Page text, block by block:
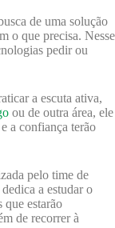
de uma solução
o que precisa. Nesse
pedir ou
a escuta ativa,
ou de outra área, ele
a confiança terão
pelo time de
a estudar o
estarão
de recorrer à